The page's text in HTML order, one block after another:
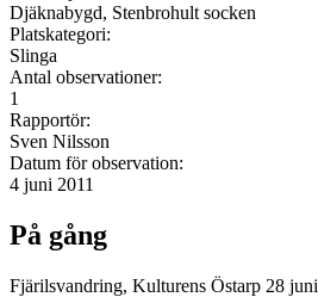
Djäknabygd, Stenbrohult socken
Platskategori:
Slinga
Antal observationer:
1
Rapportör:
Sven Nilsson
Datum för observation:
4 juni 2011
På gång
Fjärilsvandring, Kulturens Östarp 28 juni